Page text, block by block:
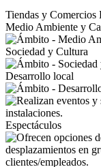
Tiendas y Comercios
Medio Ambiente y
Sociedad y Cultura
Desarrollo local
Espectáculos